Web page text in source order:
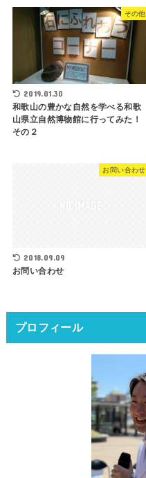
その他
2019.01.30
和歌山の豊かな自然を学べる和歌
山県立自然博物館に行ってみた！
その２
お問い合わせ
2018.09.09
お問い合わせ
プロフィール